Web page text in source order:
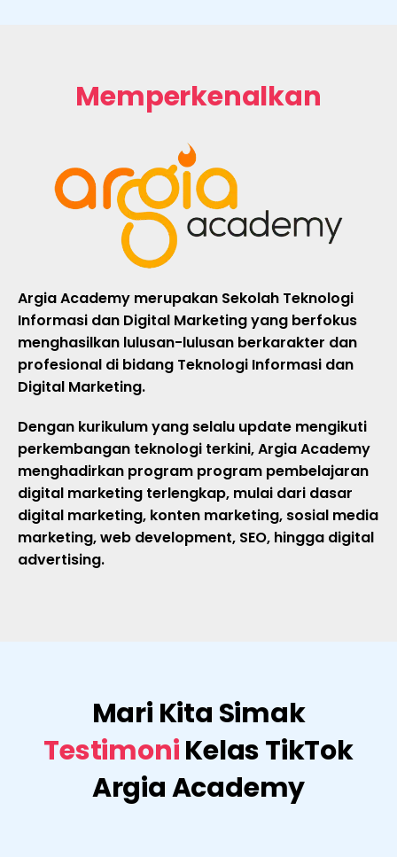
Memperkenalkan
Argia Academy merupakan Sekolah Teknologi
Informasi dan Digital Marketing yang berfokus
menghasilkan lulusan-lulusan berkarakter dan
profesional di bidang Teknologi Informasi dan
Digital Marketing.
Dengan kurikulum yang selalu update mengikuti
perkembangan teknologi terkini, Argia Academy
menghadirkan program program pembelajaran
digital marketing terlengkap, mulai dari dasar
digital marketing, konten marketing, sosial media
marketing, web development, SEO, hingga digital
advertising.
Mari Kita Simak
TestimoniKelas TikTok
Argia Academy